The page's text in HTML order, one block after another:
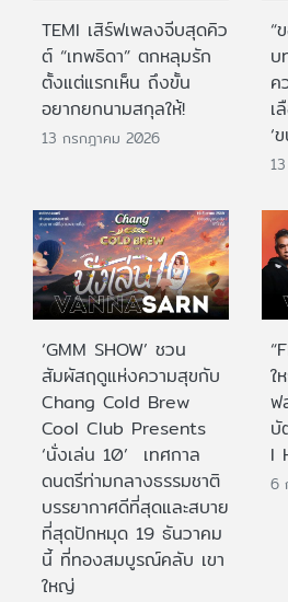
TEMI เสิร์ฟเพลงจีบสุดคิว
ต์ “เทพธิดา” ตกหลุมรัก
ตั้งแต่แรกเห็น ถึงขั้น
อยากยกนามสกุลให้!
13 กรกฎาคม 2026
“
บ
ค
เ
‘
‘GMM SHOW’ ชวน
สัมผัสฤดูแห่งความสุขกับ
Chang Cold Brew
Cool Club Presents
‘นั่งเล่น 10’ เทศกาล
ดนตรีท่ามกลางธรรมชาติ
บรรยากาศดีที่สุดและสบาย
ที่สุดปักหมุด 19 ธันวาคม
นี้ ที่ทองสมบูรณ์คลับ เขา
ใหญ่
ใ
ฟ
บั
I
6